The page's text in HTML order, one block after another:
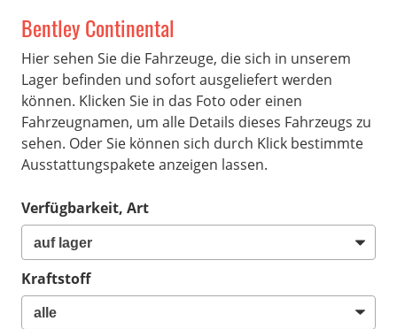
Bentley Continental
Hier sehen Sie die Fahrzeuge, die sich in unserem
Lager befinden und sofort ausgeliefert werden
können. Klicken Sie in das Foto oder einen
Fahrzeugnamen, um alle Details dieses Fahrzeugs zu
sehen. Oder Sie können sich durch Klick bestimmte
Ausstattungspakete anzeigen lassen.
Verfügbarkeit, Art
Kraftstoff